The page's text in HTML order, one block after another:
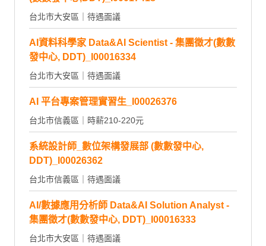
台北市大安區｜待遇面議
AI資料科學家 Data&AI Scientist - 集團徵才(數數
發中心, DDT)_I00016334
台北市大安區｜待遇面議
AI 平台專案管理實習生_I00026376
台北市信義區｜時薪210-220元
系統設計師_數位架構發展部 (數數發中心,
DDT)_I00026362
台北市信義區｜待遇面議
AI/數據應用分析師 Data&AI Solution Analyst -
集團徵才(數數發中心, DDT)_I00016333
台北市大安區｜待遇面議